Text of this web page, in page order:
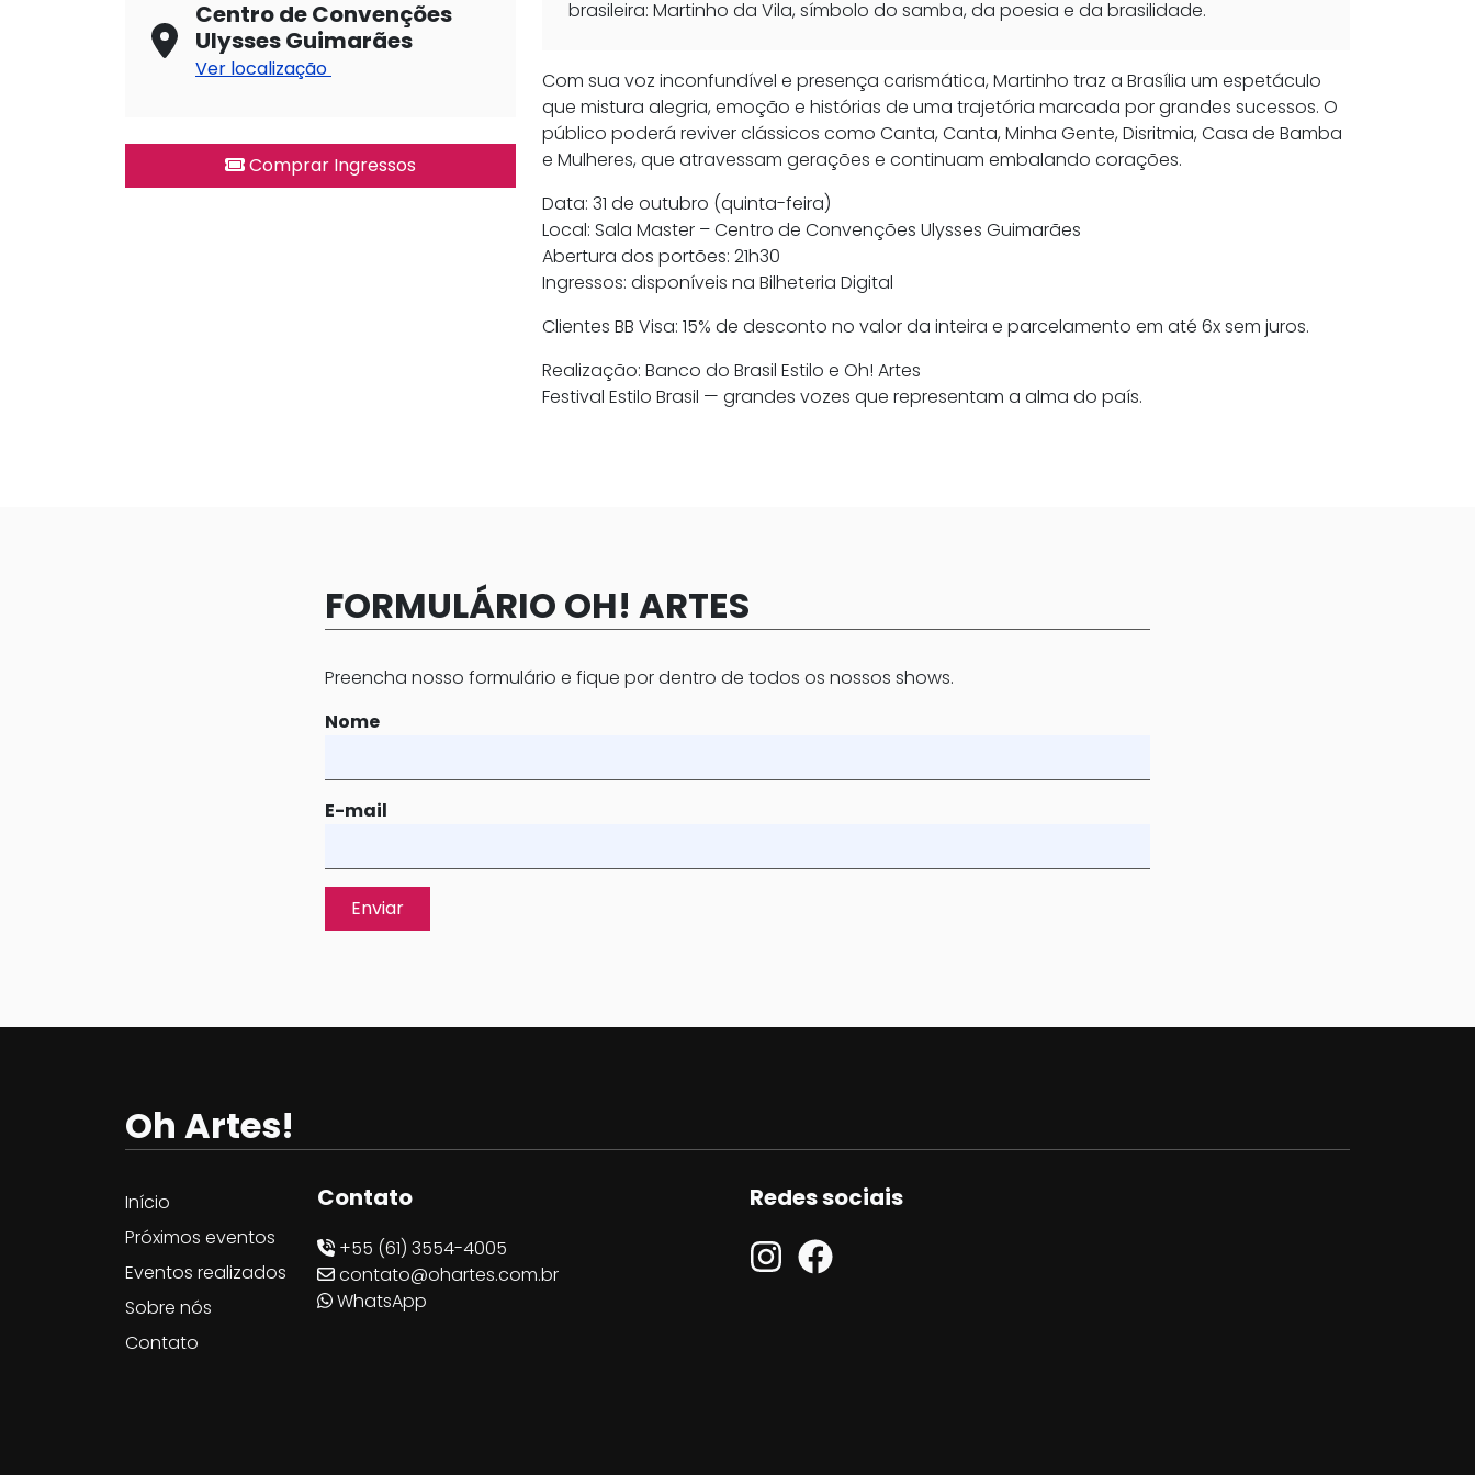
Centro de Convenções
Ulysses Guimarães
Ver localização
Comprar Ingressos
brasileira: Martinho da Vila, símbolo do samba, da poesia e da brasilidade.
Com sua voz inconfundível e presença carismática, Martinho traz a Brasília um espetáculo
que mistura alegria, emoção e histórias de uma trajetória marcada por grandes sucessos. O
público poderá reviver clássicos como Canta, Canta, Minha Gente, Disritmia, Casa de Bamba
e Mulheres, que atravessam gerações e continuam embalando corações.
Data: 31 de outubro (quinta-feira)
Local: Sala Master – Centro de Convenções Ulysses Guimarães
Abertura dos portões: 21h30
Ingressos: disponíveis na Bilheteria Digital
Clientes BB Visa: 15% de desconto no valor da inteira e parcelamento em até 6x sem juros.
Realização: Banco do Brasil Estilo e Oh! Artes
Festival Estilo Brasil — grandes vozes que representam a alma do país.
FORMULÁRIO OH! ARTES
Preencha nosso formulário e fique por dentro de todos os nossos shows.
Nome
E-mail
Oh Artes!
Oh! Artes
Início
Próximos eventos
Eventos realizados
Sobre nós
Contato
Contato
+55 (61) 3554-4005
contato@ohartes.com.br
WhatsApp
Redes sociais